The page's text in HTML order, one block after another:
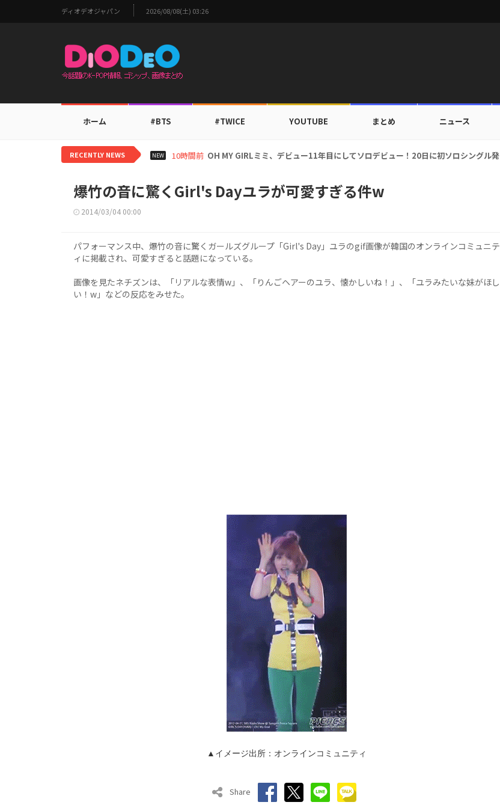
ディオデオジャパン 2026/08/08(土) 03:26
ホーム #BTS #TWICE YOUTUBE まとめ ニュース
RECENTLY NEWS NEW 12時間前 BTS V、ワールドカップ出入証を公開…証明写真でも完璧なビジュアル！
爆竹の音に驚くGirl's Dayユラが可愛すぎる件w
2014/03/04 00:00
パフォーマンス中、爆竹の音に驚くガールズグループ「Girl's Day」ユラのgif画像が韓国のオンラインコミュニテ
ィに掲載され、可愛すぎると話題になっている。
画像を見たネチズンは、「リアルな表情w」、「りんごヘアーのユラ、懐かしいね！」、「ユラみたいな妹がほし
い！w」などの反応をみせた。
▲イメージ出所：オンラインコミュニティ
Share